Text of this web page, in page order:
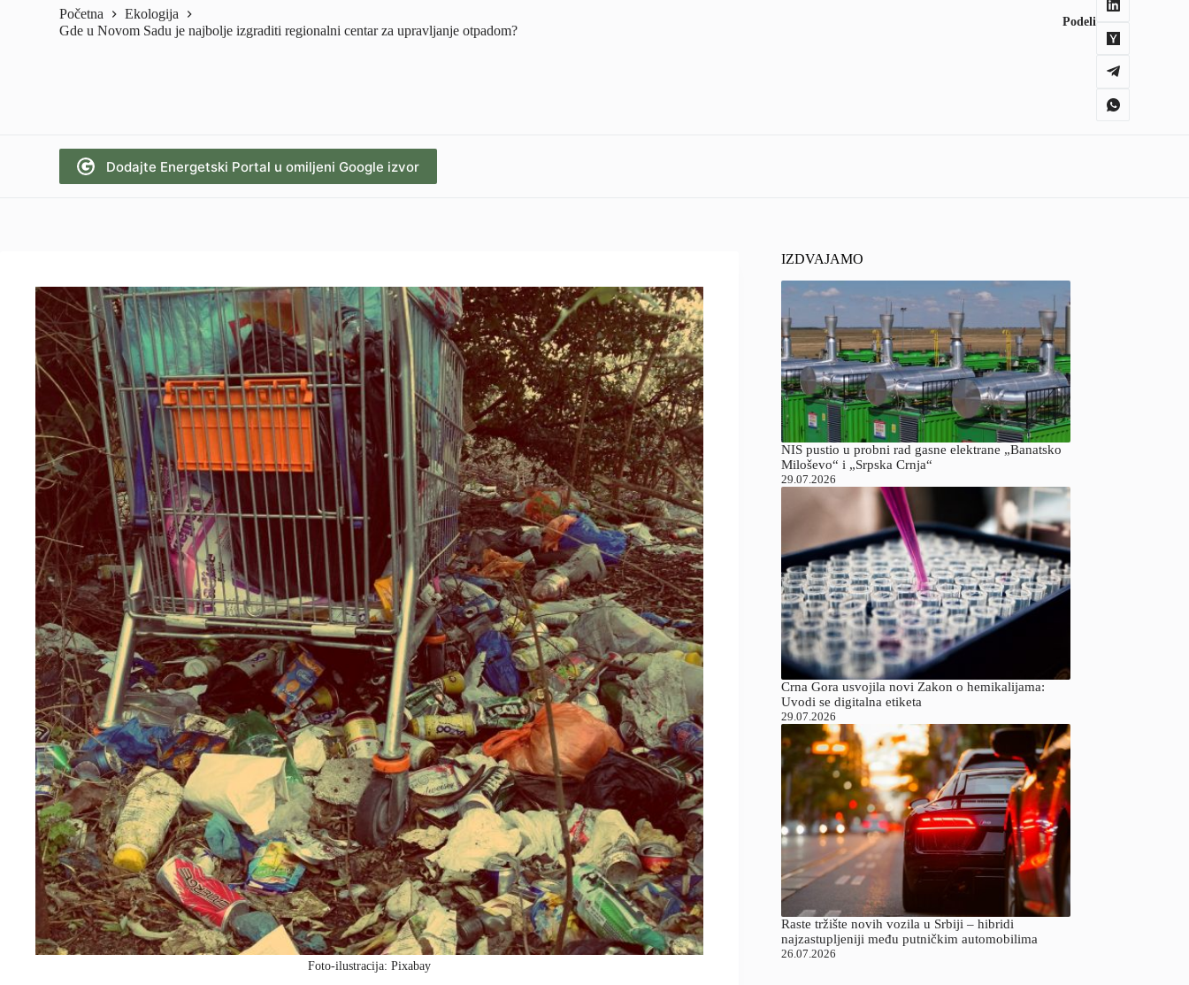
Početna
Ekologija
Gde u Novom Sadu je najbolje izgraditi regionalni centar za upravljanje otpadom?
Podeli
Dodajte Energetski Portal u omiljeni Google izvor
Foto-ilustracija: Pixabay
IZDVAJAMO
NIS pustio u probni rad gasne elektrane „Banatsko
Miloševo“ i „Srpska Crnja“
29.07.2026
Crna Gora usvojila novi Zakon o hemikalijama:
Uvodi se digitalna etiketa
29.07.2026
Raste tržište novih vozila u Srbiji – hibridi
najzastupljeniji među putničkim automobilima
26.07.2026